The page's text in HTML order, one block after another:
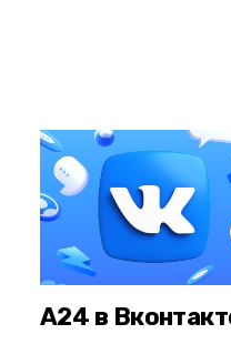
А24 в